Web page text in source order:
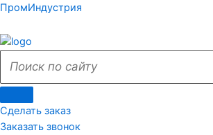
Перейти
содержимому
ПромИндустрия
Поиск
сайту
Поиск
Сделать заказ
Заказать звонок
Меню
Поиск
сайту
Поиск
Меню